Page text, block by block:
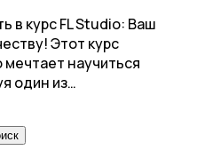
в курс FL Studio: Ваш
Этот курс
научиться
один из…